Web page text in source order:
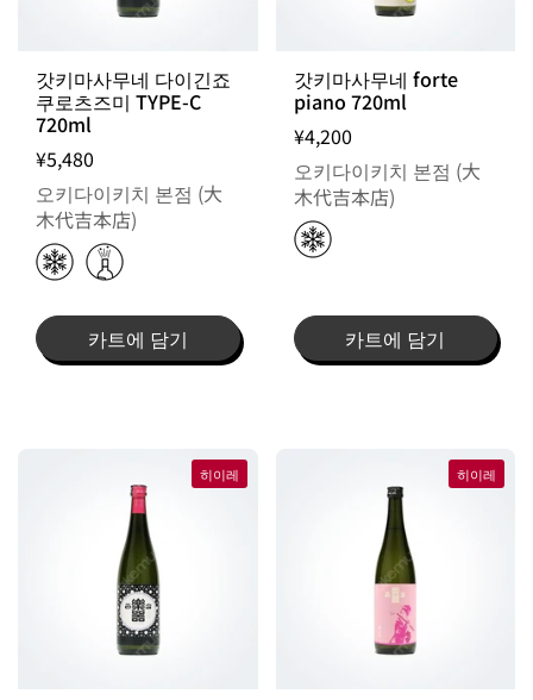
갓키마사무네 다이긴죠
쿠로츠즈미 TYPE-C
720ml
¥5,480
오키다이키치 본점 (大
木代吉本店)
카트에 담기
갓키마사무네 forte
piano 720ml
¥4,200
오키다이키치 본점 (大
木代吉本店)
카트에 담기
히이레 히이레